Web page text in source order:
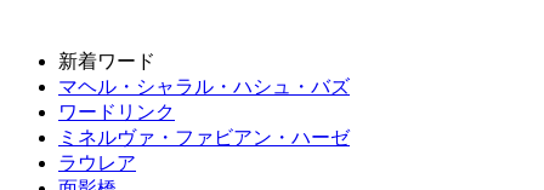
新着ワード
マヘル・シャラル・ハシュ・バズ
ワードリンク
ミネルヴァ・ファビアン・ハーゼ
ラウレア